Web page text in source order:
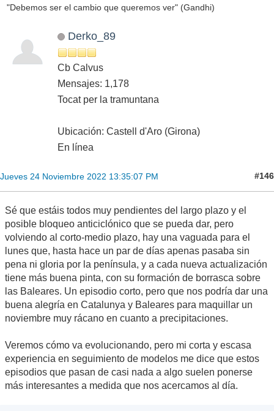
"Debemos ser el cambio que queremos ver" (Gandhi)
Derko_89
Cb Calvus
Mensajes: 1,178
Tocat per la tramuntana
Ubicación: Castell d'Aro (Girona)
En línea
Jueves 24 Noviembre 2022 13:35:07 PM #146
Sé que estáis todos muy pendientes del largo plazo y el
posible bloqueo anticiclónico que se pueda dar, pero
volviendo al corto-medio plazo, hay una vaguada para el
lunes que, hasta hace un par de días apenas pasaba sin
pena ni gloria por la península, y a cada nueva actualización
tiene más buena pinta, con su formación de borrasca sobre
las Baleares. Un episodio corto, pero que nos podría dar una
buena alegría en Catalunya y Baleares para maquillar un
noviembre muy rácano en cuanto a precipitaciones.
Veremos cómo va evolucionando, pero mi corta y escasa
experiencia en seguimiento de modelos me dice que estos
episodios que pasan de casi nada a algo suelen ponerse
más interesantes a medida que nos acercamos al día.